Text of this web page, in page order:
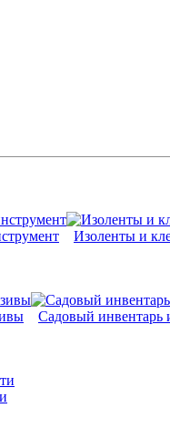
Изоленты и
Садовый инвентарь